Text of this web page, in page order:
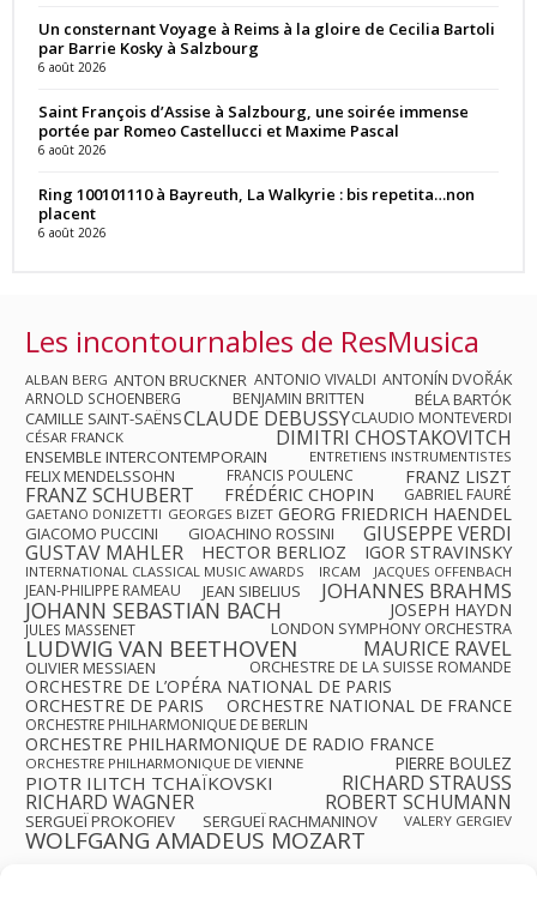
Un consternant Voyage à Reims à la gloire de Cecilia Bartoli
par Barrie Kosky à Salzbourg
6 août 2026
Saint François d’Assise à Salzbourg, une soirée immense
portée par Romeo Castellucci et Maxime Pascal
6 août 2026
Ring 100101110 à Bayreuth, La Walkyrie : bis repetita…non
placent
6 août 2026
Les incontournables de ResMusica
ALBAN BERG ANTON BRUCKNER ANTONIO VIVALDI ANTONÍN DVOŘÁK
ARNOLD SCHOENBERG
BENJAMIN BRITTEN
BÉLA BARTÓK
CAMILLE SAINT-SAËNSCLAUDE DEBUSSYCLAUDIO MONTEVERDI
CÉSAR FRANCK DIMITRI CHOSTAKOVITCH
ENSEMBLE INTERCONTEMPORAIN ENTRETIENS INSTRUMENTISTES
FELIX MENDELSSOHN FRANCIS POULENC FRANZ LISZT
FRANZ SCHUBERT FRÉDÉRIC CHOPIN GABRIEL FAURÉ
GAETANO DONIZETTI GEORGES BIZET GEORG FRIEDRICH HAENDEL
GIACOMO PUCCINI GIOACHINO ROSSINI GIUSEPPE VERDI
GUSTAV MAHLER HECTOR BERLIOZ IGOR STRAVINSKY
INTERNATIONAL CLASSICAL MUSIC AWARDS IRCAM JACQUES OFFENBACH
JEAN-PHILIPPE RAMEAU JEAN SIBELIUS JOHANNES BRAHMS
JOHANN SEBASTIAN BACH JOSEPH HAYDN
JULES MASSENET LONDON SYMPHONY ORCHESTRA
LUDWIG VAN BEETHOVEN MAURICE RAVEL
OLIVIER MESSIAEN ORCHESTRE DE LA SUISSE ROMANDE
ORCHESTRE DE L’OPÉRA NATIONAL DE PARIS
ORCHESTRE DE PARIS
ORCHESTRE NATIONAL DE FRANCE
ORCHESTRE PHILHARMONIQUE DE BERLIN
ORCHESTRE PHILHARMONIQUE DE RADIO FRANCE
ORCHESTRE PHILHARMONIQUE DE VIENNE PIERRE BOULEZ
PIOTR ILITCH TCHAÏKOVSKI RICHARD STRAUSS
RICHARD WAGNER ROBERT SCHUMANN
SERGUEÏ PROKOFIEV SERGUEÏ RACHMANINOV VALERY GERGIEV
WOLFGANG AMADEUS MOZART